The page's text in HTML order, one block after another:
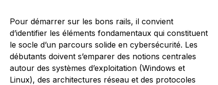
Pour démarrer sur les bons rails, il convient
d’identifier les éléments fondamentaux qui constituent
le socle d’un parcours solide en cybersécurité. Les
débutants doivent s’emparer des notions centrales
autour des systèmes d’exploitation (Windows et
Linux), des architectures réseau et des protocoles